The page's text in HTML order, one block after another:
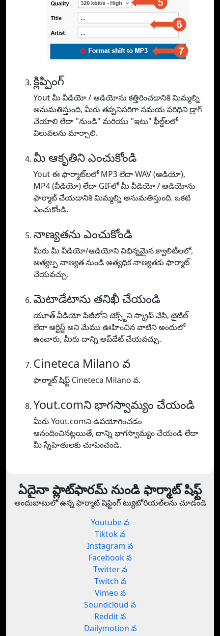
క్లిప్పింగ్
Yout మీ వీడియో / ఆడియోను కత్తిరించడానికి మిమ్మల్ని
అనుమతిస్తుంది, మీరు తప్పనిసరిగా సమయ పరిధిని డ్రాగ్
చేయాలి లేదా "నుండి" మరియు "ఇటు" ఫీల్డ్‌లలో
విలువలను మార్చాలి.
మీ ఆకృతిని ఎంచుకోండి
Yout ఈ ఫార్మాట్‌లలో MP3 లేదా WAV (ఆడియో),
MP4 (వీడియో) లేదా GIFలో మీ వీడియో / ఆడియోను
ఫార్మాట్ చేయడానికి మిమ్మల్ని అనుమతిస్తుంది. ఒకటి
ఎంచుకోండి.
నాణ్యతను ఎంచుకోండి
మీరు మీ వీడియో/ఆడియోని విభిన్నమైన క్వాలిటీలలో,
అత్యల్ప నాణ్యత నుండి అత్యధిక నాణ్యతకు ఫార్మాట్
చేయవచ్చు.
మెటాడేటాను తనిఖీ చేయండి
యూత్ వీడియో పేజీలోని టెక్స్ట్‌ని స్క్రాప్ చేసి, టైటిల్
లేదా ఆర్టిస్ట్ అని మేము ఊహించిన వాటిని అందులో
ఉంచారు, మీరు దాన్ని అప్‌డేట్ చేయవచ్చు.
Cineteca Milano వ
ఫార్మాట్ షిఫ్ట్ Cineteca Milano వ.
Yout.comని భాగస్వామ్యం చేయండి
మీరు Yout.comని ఉపయోగించడం
ఆనందించినట్లయితే, దాన్ని భాగస్వామ్యం చేయండి లేదా
మీ స్నేహితులకు చూపించండి.
ఏదైనా ప్లాట్‌ఫారమ్ నుండి ఫార్మాట్ షిఫ్ట్
అందుబాటులో ఉన్న ఫార్మాట్ షిఫ్టింగ్ ట్యుటోరియల్‌లను చూడండి
Youtube వ
Tiktok వ
Instagram వ
Facebook వ
Twitter వ
Twitch వ
Vimeo వ
Soundcloud వ
Reddit వ
Dailymotion వ